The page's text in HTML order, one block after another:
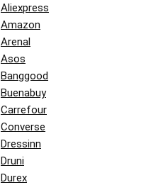
Aliexpress
Amazon
Arenal
Asos
Banggood
Buenabuy
Carrefour
Converse
Dressinn
Druni
Durex